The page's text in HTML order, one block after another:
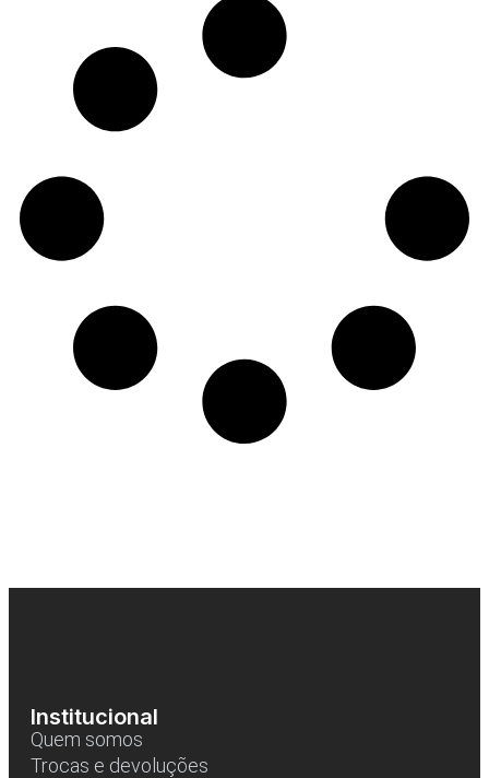
Institucional
Quem somos
Trocas e devoluções